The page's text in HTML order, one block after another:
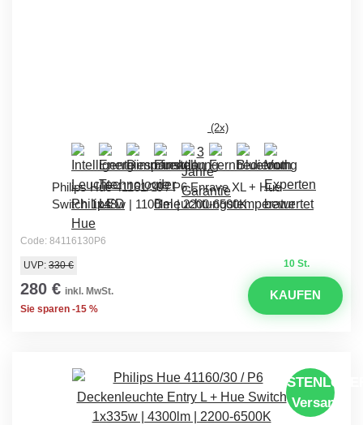
(2x)
Philips Hue 41161/30 / P6 Enrave XL + Hue
Switch 1x48w | 1100lm | 2200-6500K
Code: 84116130P6
10 St.
UVP: 330 €
280 € inkl. MwSt.
Sie sparen -15 %
KAUFEN
Versand